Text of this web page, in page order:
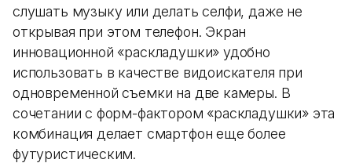
слушать музыку или делать селфи, даже не
открывая при этом телефон. Экран
инновационной «раскладушки» удобно
использовать в качестве видоискателя при
одновременной съемки на две камеры. В
сочетании с форм-фактором «раскладушки» эта
комбинация делает смартфон еще более
футуристическим.